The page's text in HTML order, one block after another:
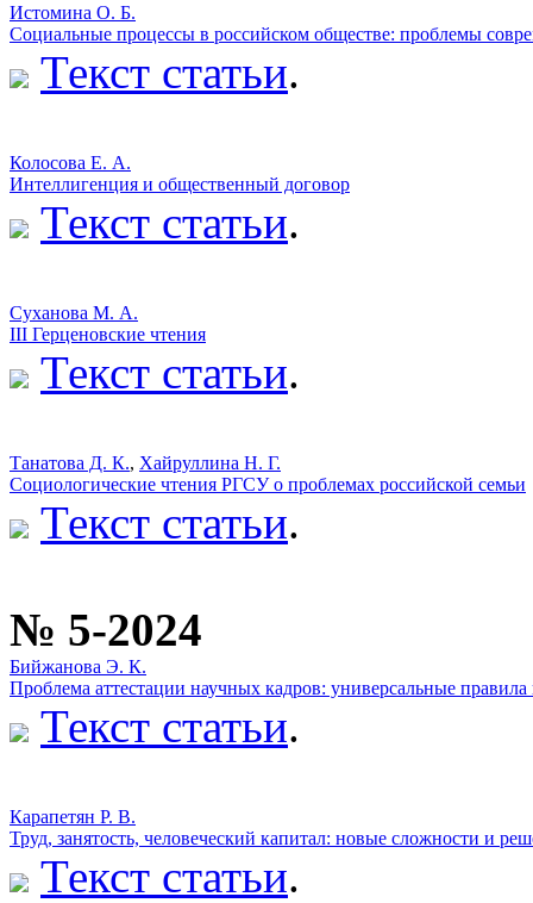
Истомина О. Б.
Социальные процессы в российском обществе: проблемы
Текст статьи.
Колосова Е. А.
Интеллигенция и общественный договор
Текст статьи.
Суханова М. А.
III Герценовские чтения
Текст статьи.
Танатова Д. К., Хайруллина Н. Г.
Социологические чтения РГСУ о проблемах российской семьи
Текст статьи.
№ 5-2024
Бийжанова Э. К.
Проблема аттестации научных кадров: универсальные правила
Текст статьи.
Карапетян Р. В.
Труд, занятость, человеческий капитал: новые сложности и
Текст статьи.